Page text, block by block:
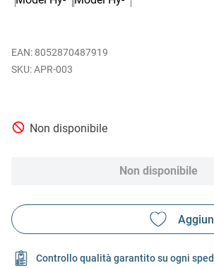
EAN: 8052870487919
APR-003
Non disponibile
Non disponibile
Controllo qualità garantito su ogni